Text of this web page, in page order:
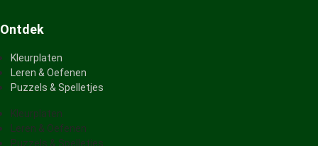
Ontdek
Kleurplaten
Leren & Oefenen
Puzzels & Spelletjes
Kleurplaten
Leren & Oefenen
Puzzels & Spelletjes